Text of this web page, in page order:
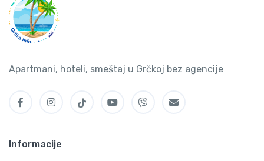
Apartmani, hoteli, smeštaj u Grčkoj bez agencije
Informacije